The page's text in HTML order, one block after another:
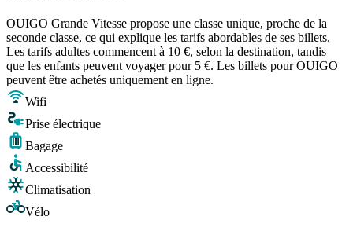
OUIGO Grande Vitesse propose une classe unique, proche de la
seconde classe, ce qui explique les tarifs abordables de ses billets.
Les tarifs adultes commencent à 10 €, selon la destination, tandis
que les enfants peuvent voyager pour 5 €. Les billets pour OUIGO
peuvent être achetés uniquement en ligne.
Wifi
Prise électrique
Bagage
Accessibilité
Climatisation
Vélo